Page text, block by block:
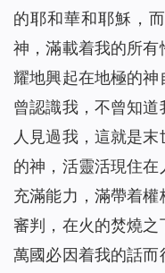
的耶和華和耶穌，
神，滿載着我的所
耀地興起在地極的
曾認識我，不曾知
人見過我，這就是
的神，活靈活現住在
充滿能力，滿帶着
審判，在火的焚燒之
萬國必因着我的話